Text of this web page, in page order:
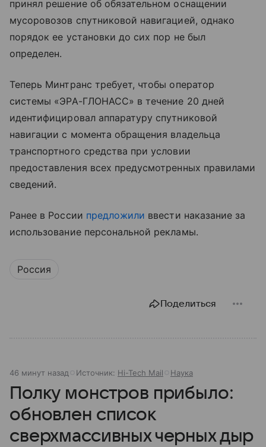
принял решение об обязательном оснащении
мусоровозов спутниковой навигацией, однако
порядок ее установки до сих пор не был
определен.
Теперь Минтранс требует, чтобы оператор
системы «ЭРА-ГЛОНАСС» в течение 20 дней
идентифицировал аппаратуру спутниковой
навигации с момента обращения владельца
транспортного средства при условии
предоставления всех предусмотренных правилами
сведений.
Ранее в России предложили ввести наказание за
использование персональной рекламы.
Россия
Поделиться
46 минут назад Источник: Hi-Tech Mail Наука
Полку монстров прибыло:
обновлен список
сверхмассивных черных дыр